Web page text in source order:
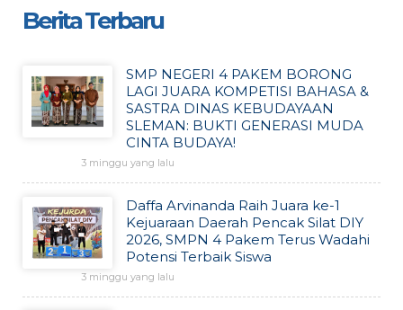
Berita Terbaru
SMP NEGERI 4 PAKEM BORONG
LAGI JUARA KOMPETISI BAHASA &
SASTRA DINAS KEBUDAYAAN
SLEMAN: BUKTI GENERASI MUDA
CINTA BUDAYA!
3 minggu yang lalu
Daffa Arvinanda Raih Juara ke-1
Kejuaraan Daerah Pencak Silat DIY
2026, SMPN 4 Pakem Terus Wadahi
Potensi Terbaik Siswa
3 minggu yang lalu